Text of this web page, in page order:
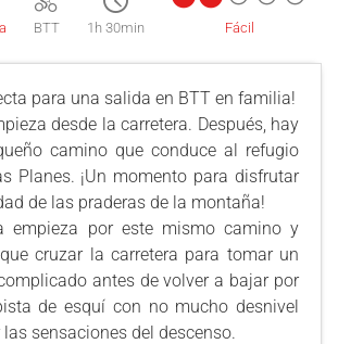
BTT 1h 30min Fácil
para una salida en BTT en familia!
desde la carretera. Después, hay
camino que conduce al refugio
Planes. ¡Un momento para disfrutar
de las praderas de la montaña!
empieza por este mismo camino y
cruzar la carretera para tomar un
antes de volver a bajar por
de esquí con no mucho desnivel
sensaciones del descenso.